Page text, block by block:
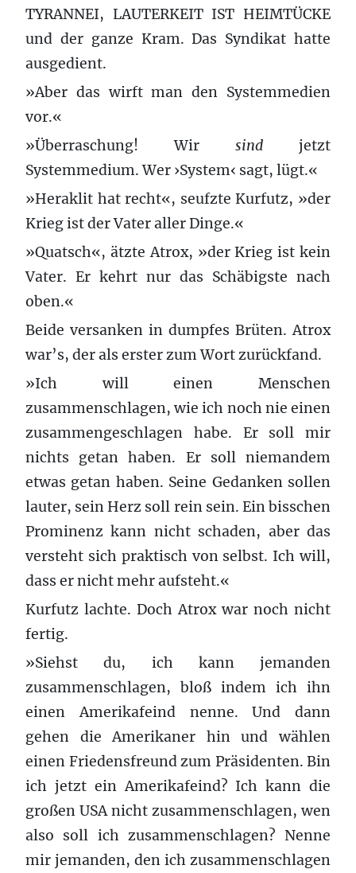
TYRANNEI, LAUTERKEIT IST HEIMTÜCKE
und der ganze Kram. Das Syndikat hatte
ausgedient.
»Aber das wirft man den Systemmedien
vor.«
»Überraschung! Wir sind jetzt
Systemmedium. Wer ›System‹ sagt, lügt.«
»Heraklit hat recht«, seufzte Kurfutz, »der
Krieg ist der Vater aller Dinge.«
»Quatsch«, ätzte Atrox, »der Krieg ist kein
Vater. Er kehrt nur das Schäbigste nach
oben.«
Beide versanken in dumpfes Brüten. Atrox
war’s, der als erster zum Wort zurückfand.
»Ich will einen Menschen
zusammenschlagen, wie ich noch nie einen
zusammengeschlagen habe. Er soll mir
nichts getan haben. Er soll niemandem
etwas getan haben. Seine Gedanken sollen
lauter, sein Herz soll rein sein. Ein bisschen
Prominenz kann nicht schaden, aber das
versteht sich praktisch von selbst. Ich will,
dass er nicht mehr aufsteht.«
Kurfutz lachte. Doch Atrox war noch nicht
fertig.
»Siehst du, ich kann jemanden
zusammenschlagen, bloß indem ich ihn
einen Amerikafeind nenne. Und dann
gehen die Amerikaner hin und wählen
einen Friedensfreund zum Präsidenten. Bin
ich jetzt ein Amerikafeind? Ich kann die
großen USA nicht zusammenschlagen, wen
also soll ich zusammenschlagen? Nenne
mir jemanden, den ich zusammenschlagen